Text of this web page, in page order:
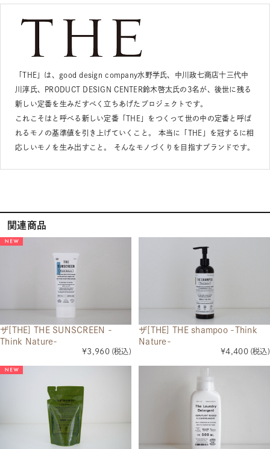
「THE」は、good design company水野学氏、中川政七商店十三代中
川淳氏、PRODUCT DESIGN CENTER鈴木啓太氏の3名が、後世に残る
新しい定番を生みだすべく立ちあげたプロジェクトです。
これこそはと呼べる新しい定番「THE」をつくって世の中の定番と呼ば
れるモノの基準値を引き上げていくこと。 本当に「THE」を冠するに相
応しいモノを生み出すこと。 そんなモノづくりを目指すブランドです。
関連商品
ザ[THE] THE SUNSCREEN -
Think Nature-
¥3,960 (税込)
ザ[THE] THE shampoo -Think
Nature-
¥4,400 (税込)